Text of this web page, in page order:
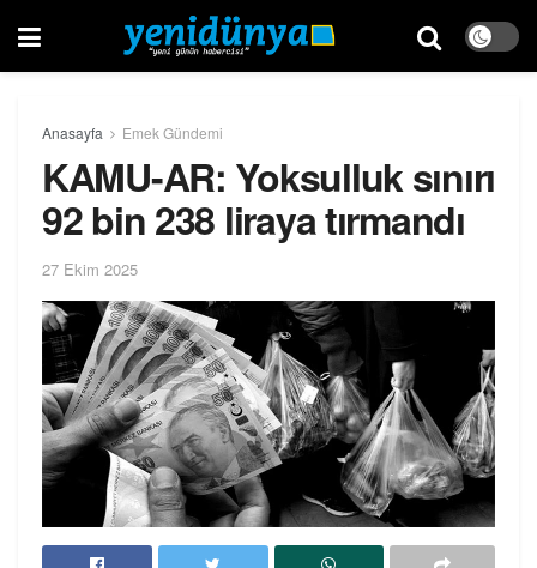
Anasayfa Emek Gündemi
KAMU-AR: Yoksulluk sınırı
92 bin 238 liraya tırmandı
27 Ekim 2025